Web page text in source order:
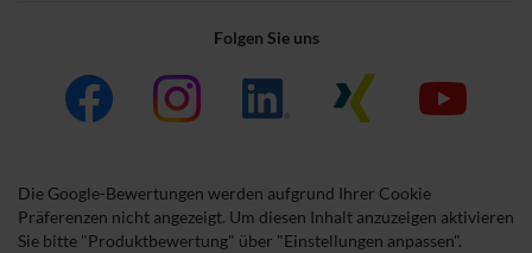
Folgen Sie uns
Die Google-Bewertungen werden aufgrund Ihrer Cookie
Präferenzen nicht angezeigt. Um diesen Inhalt anzuzeigen aktivieren
Sie bitte "Produktbewertung" über "Einstellungen anpassen".